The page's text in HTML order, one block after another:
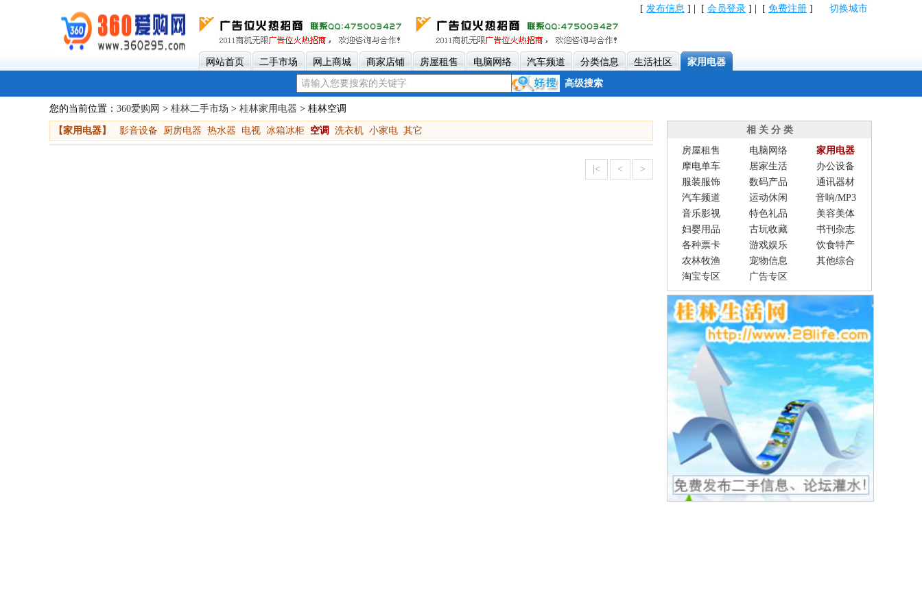
[ 发布信息 ] | [ 会员登录 ] | [ 免费注册 ] 切换城市
网站首页 二手市场 网上商城 商家店铺 房屋租售 电脑网络 汽车频道 分类信息 生活社区 家用电器
高级搜索
您的当前位置： 360爱购网 > 桂林二手市场 > 桂林家用电器 > 桂林空调
【家用电器】 影音设备 厨房电器 热水器 电视 冰箱冰柜 空调 洗衣机 小家电 其它
|< < >
相 关 分 类
房屋租售
电脑网络
家用电器
摩电单车
居家生活
办公设备
服装服饰
数码产品
通讯器材
汽车频道
运动休闲
音响/MP3
音乐影视
特色礼品
美容美体
妇婴用品
古玩收藏
书刊杂志
各种票卡
游戏娱乐
饮食特产
农林牧渔
宠物信息
其他综合
淘宝专区
广告专区